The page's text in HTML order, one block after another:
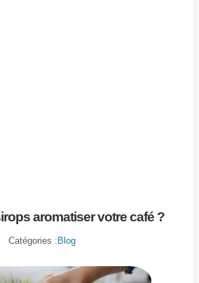
aromatiser votre café ?
Catégories :Blog